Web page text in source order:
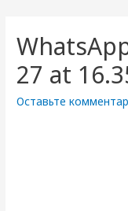
27 at
Оставьте